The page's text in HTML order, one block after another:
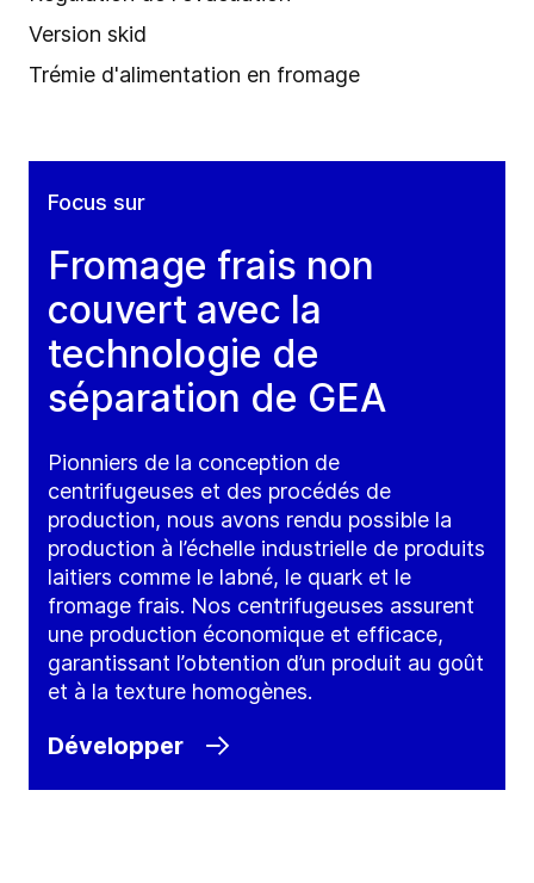
Version skid
Trémie d'alimentation en fromage
Focus sur
Fromage frais non
couvert avec la
technologie de
séparation de GEA
Pionniers de la conception de
centrifugeuses et des procédés de
production, nous avons rendu possible la
production à l’échelle industrielle de produits
laitiers comme le labné, le quark et le
fromage frais. Nos centrifugeuses assurent
une production économique et efficace,
garantissant l’obtention d’un produit au goût
et à la texture homogènes.
Développer